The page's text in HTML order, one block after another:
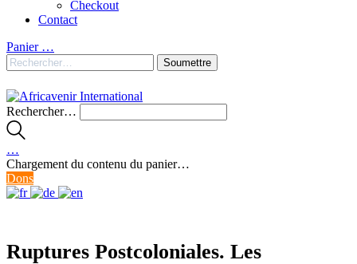
Checkout
Contact
Panier …
Rechercher…
…
Chargement du contenu du panier…
Dons
Ruptures Postcoloniales. Les